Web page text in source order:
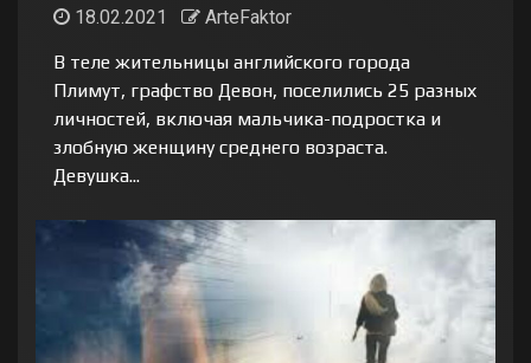
18.02.2021
ArteFaktor
В теле жительницы английского города
Плимут, графство Девон, поселились 25 разных
личностей, включая мальчика-подростка и
злобную женщину среднего возраста.
Девушка...